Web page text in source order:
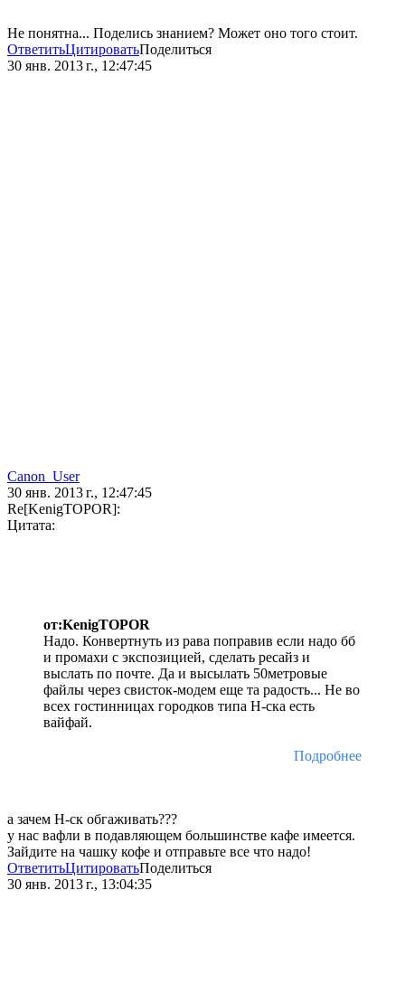
Не понятна... Поделись знанием? Может оно того стоит.
ОтветитьЦитироватьПоделиться
30 янв. 2013 г., 12:47:45
Canon_User
30 янв. 2013 г., 12:47:45
Re[KenigTOPOR]:
Цитата:
от:KenigTOPOR
Надо. Конвертнуть из рава поправив если надо бб
и промахи с экспозицией, сделать ресайз и
выслать по почте. Да и высылать 50метровые
файлы через свисток-модем еще та радость... Не во
всех гостинницах городков типа Н-ска есть
вайфай.
Подробнее
а зачем Н-ск обгаживать???
у нас вафли в подавляющем большинстве кафе имеется.
Зайдите на чашку кофе и отправьте все что надо!
ОтветитьЦитироватьПоделиться
30 янв. 2013 г., 13:04:35